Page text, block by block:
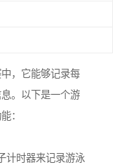
，它能够记录每
。以下是一个游
：
计时器来记录游泳